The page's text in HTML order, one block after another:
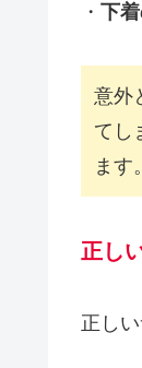
・ 下
意外
てし
ます。
正し
正し